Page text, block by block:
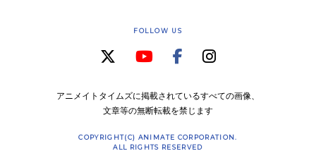
FOLLOW US
アニメイトタイムズに掲載されているすべての画像、
文章等の無断転載を禁じます
COPYRIGHT(C) ANIMATE CORPORATION.
ALL RIGHTS RESERVED